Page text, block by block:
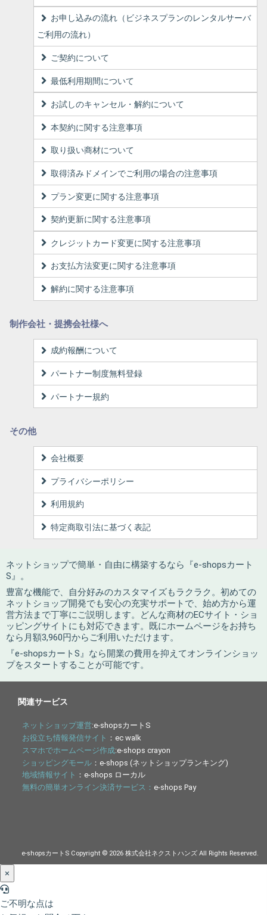
お申し込みの流れ（ビジネスプランのレンタルサーバ
ご利用の流れ）
ご契約について
最低利用期間について
お試しのキャンセル・解約について
本契約に関する注意事項
取り扱い商材について
取得済みドメインでご利用の場合の注意事項
プラン変更に関する注意事項
契約更新に関する注意事項
クレジットカード変更に関する注意事項
お支払方法変更に関する注意事項
解約に関する注意事項
制作会社・提携会社様へ
成約報酬について
パートナー制度無料登録
パートナー規約
その他
会社概要
プライバシーポリシー
利用規約
特定商取引法に基づく表記
ネットショップで簡単・自由に構築するなら『e-shopsカート
S』。
豊富な機能で、自分好みのカスタマイズもラクラク。初めての
ネットショップ開発でも安心の充実サポートで、始め方から運
営方法まで丁寧にご説明します。どんな商材のECサイト・ショ
ッピングサイトにも対応できます。既にホームページをお持ち
なら月額3,960円からご利用いただけます。
『e-shopsカートS』なら開業の費用を抑えてオンラインショッ
プをスタートすることが可能です。
関連サービス
ネットショップ運営:e-shopsカートS
お役立ち情報発信サイト ：ec walk
スマホでホームページ作成:e-shops crayon
ショッピングモール ：e-shops (ネットショップランキング)
地域情報サイト ：e-shops ローカル
無料の簡単オンライン決済サービス：e-shops Pay
e-shopsカートS Copyright © 2026 株式会社ネクストハンズ All Rights Reserved.
×
ご不明な点は